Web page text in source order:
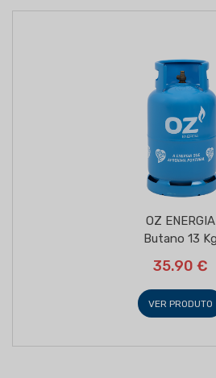
OZ ENERGIA
Butano 13 Kg
35.90 €
VER PRODUTO